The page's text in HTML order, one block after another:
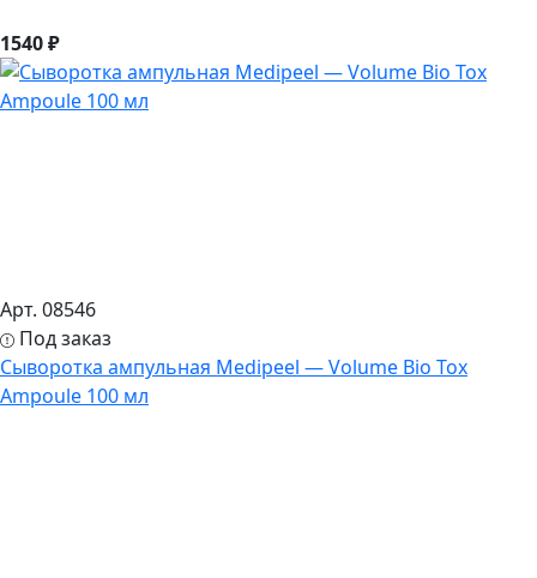
1540 ₽
Арт. 08546
Под заказ
Сыворотка ампульная Medipeel — Volume Bio Tox
Ampoule 100 мл